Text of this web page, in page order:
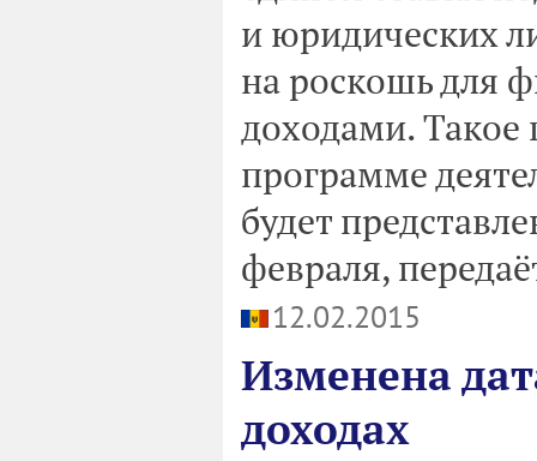
и юридических
на роскошь для
доходами. Такое
программе
будет
февраля,
12.02.2015
Изменена
доходах